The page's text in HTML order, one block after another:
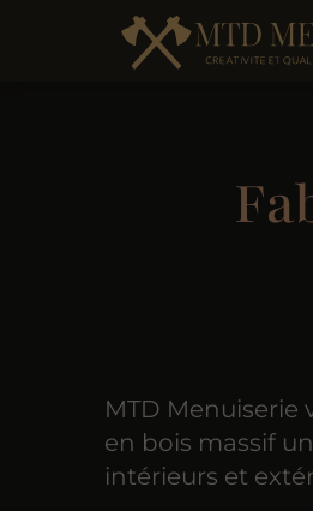
MTD Menuiserie
en bois massif
intérieurs et